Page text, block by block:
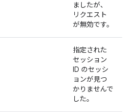
ましたが、
リクエスト
が無効です。
指定された
セッション
ID のセッシ
ョンが見つ
かりませんで
した。